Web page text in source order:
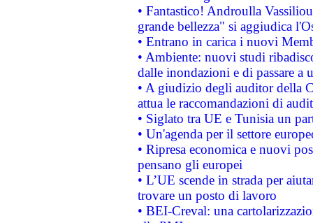
• Fantastico! Androulla
grande bellezza" si aggiudica
• Entrano in carica i nuovi
• Ambiente: nuovi studi
dalle inondazioni e di passare a
• A giudizio degli auditor della
attua le raccomandazioni di
• Siglato tra UE e Tunisia un
• Un'agenda per il settore
• Ripresa economica e nuovi
pensano gli europei
• L’UE scende in strada per
trovare un posto di lavoro
• BEI-Creval: una